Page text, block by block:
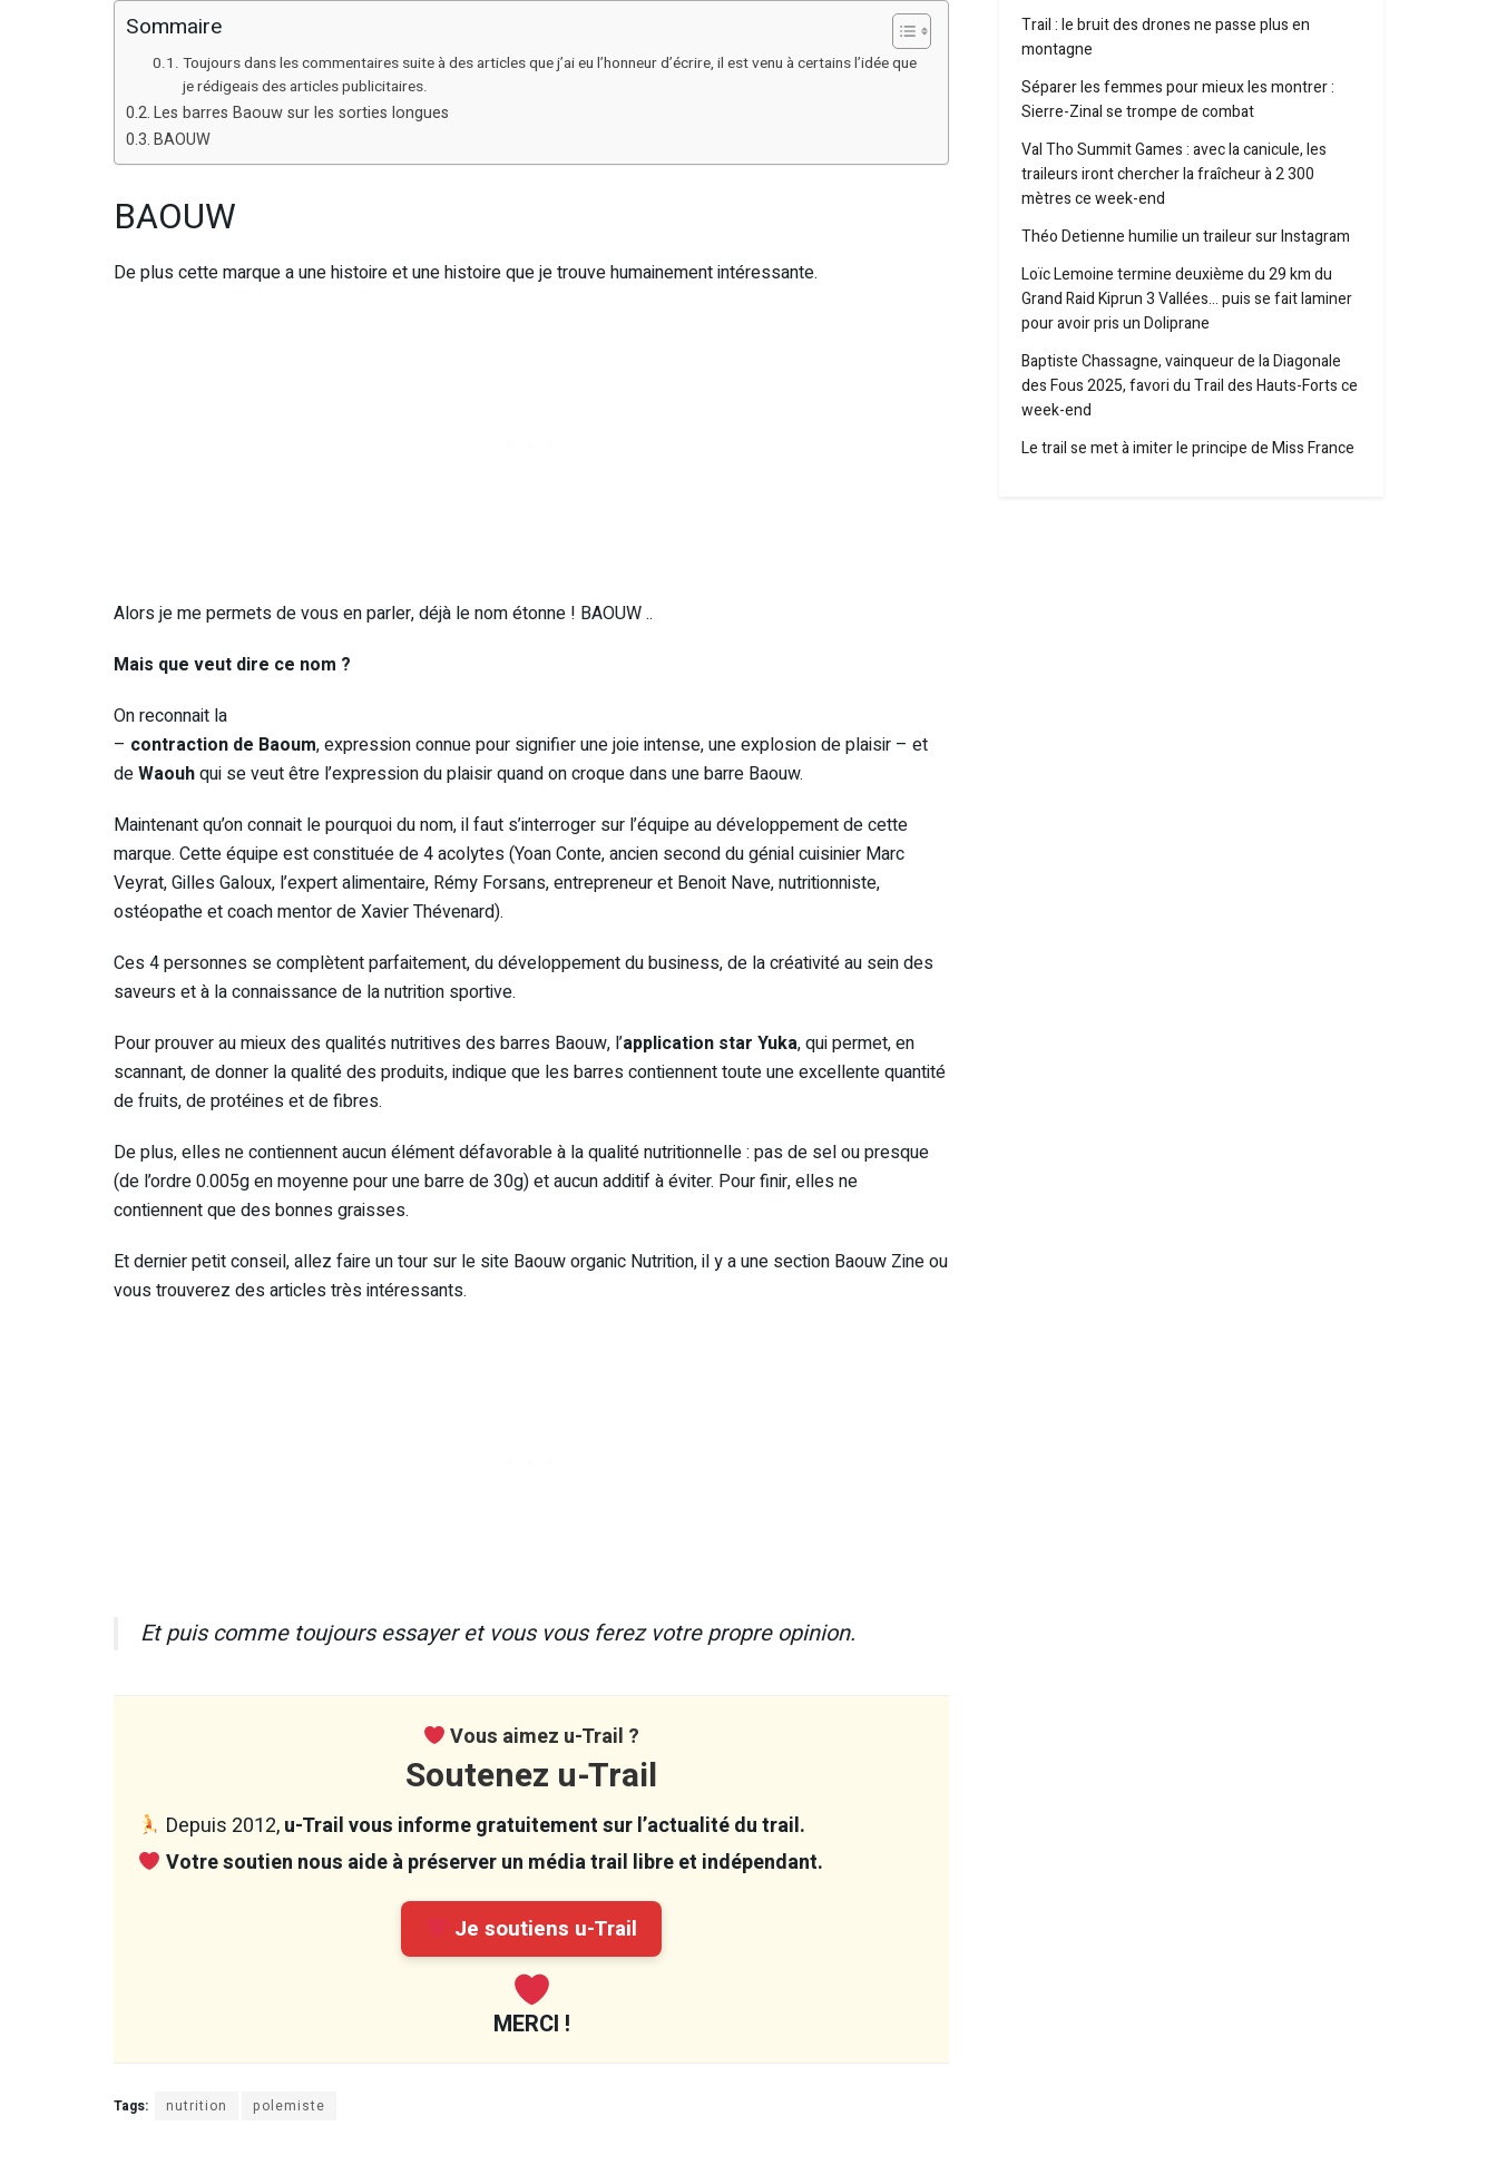
Sommaire
Toujours dans les commentaires suite à des articles que j’ai eu l’honneur d’écrire, il est venu à certains l’idée que
je rédigeais des articles publicitaires.
Les barres Baouw sur les sorties longues
BAOUW
BAOUW
De plus cette marque a une histoire et une histoire que je trouve humainement intéressante.
Alors je me permets de vous en parler, déjà le nom étonne ! BAOUW ..
Mais que veut dire ce nom ?
On reconnait la
– contraction de Baoum, expression connue pour signifier une joie intense, une explosion de plaisir – et
deWaouhqui se veut être l’expression du plaisir quand on croque dans une barre Baouw.
Maintenant qu’on connait le pourquoi du nom, il faut s’interroger sur l’équipe au développement de cette
marque. Cette équipe est constituée de 4 acolytes (Yoan Conte, ancien second du génial cuisinier Marc
Veyrat, Gilles Galoux, l’expert alimentaire, Rémy Forsans, entrepreneur et Benoit Nave, nutritionniste,
ostéopathe et coach mentor de Xavier Thévenard).
Ces 4 personnes se complètent parfaitement, du développement du business, de la créativité au sein des
saveurs et à la connaissance de la nutrition sportive.
Pour prouver au mieux des qualités nutritives des barres Baouw, l’application star Yuka, qui permet, en
scannant, de donner la qualité des produits, indique que les barres contiennent toute une excellente quantité
de fruits, de protéines et de fibres.
De plus, elles ne contiennent aucun élément défavorable à la qualité nutritionnelle : pas de sel ou presque
(de l’ordre 0.005g en moyenne pour une barre de 30g) et aucun additif à éviter. Pour finir, elles ne
contiennent que des bonnes graisses.
Et dernier petit conseil, allez faire un tour sur le site Baouw organic Nutrition, il y a une section Baouw Zine ou
vous trouverez des articles très intéressants.
Et puis comme toujours essayer et vous vous ferez votre propre opinion.
Vous aimez u-Trail ?
Soutenez u-Trail
Depuis 2012,u-Trail vous informe gratuitement sur l’actualité du trail.
Votre soutien nous aide à préserver un média trail libre et indépendant.
Je soutiens u-Trail
MERCI !
Tags: nutrition polemiste
Trail : le bruit des drones ne passe plus en
montagne
Séparer les femmes pour mieux les montrer :
Sierre-Zinal se trompe de combat
Val Tho Summit Games : avec la canicule, les
traileurs iront chercher la fraîcheur à 2 300
mètres ce week-end
Théo Detienne humilie un traileur sur Instagram
Loïc Lemoine termine deuxième du 29 km du
Grand Raid Kiprun 3 Vallées… puis se fait laminer
pour avoir pris un Doliprane
Baptiste Chassagne, vainqueur de la Diagonale
des Fous 2025, favori du Trail des Hauts-Forts ce
week-end
Le trail se met à imiter le principe de Miss France